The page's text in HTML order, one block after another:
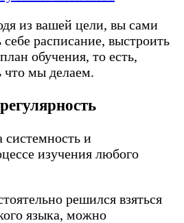
из вашей цели, вы сами
расписание, выстроить
обучения, то есть,
что мы делаем.
системность и
изучения любого
решился взяться
языка, можно